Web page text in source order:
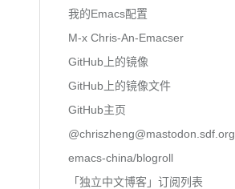
我的Emacs配置
M-x Chris-An-Emacser
GitHub上的镜像
GitHub上的镜像文件
GitHub主页
@chriszheng@mastodon.sdf.org
emacs-china/blogroll
「独立中文博客」订阅列表